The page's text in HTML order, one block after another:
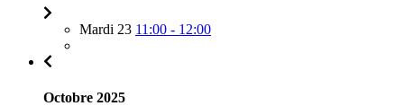
Mardi 23 11:00 - 12:00
Octobre 2025